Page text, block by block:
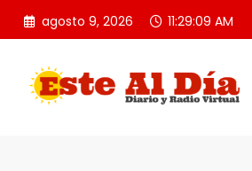
Saltar
agosto 9, 2026 11:29:10 AM